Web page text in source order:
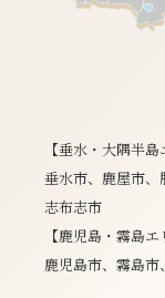
【垂水・大隅半島
垂水市、鹿屋市、
志布志市
【鹿児島・霧島エ
鹿児島市、霧島市